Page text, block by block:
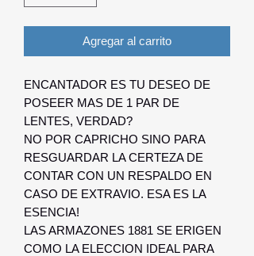
Agregar al carrito
ENCANTADOR ES TU DESEO DE
POSEER MAS DE 1 PAR DE
LENTES, VERDAD?
NO POR CAPRICHO SINO PARA
RESGUARDAR LA CERTEZA DE
CONTAR CON UN RESPALDO EN
CASO DE EXTRAVIO. ESA ES LA
ESENCIA!
LAS ARMAZONES 1881 SE ERIGEN
COMO LA ELECCION IDEAL PARA